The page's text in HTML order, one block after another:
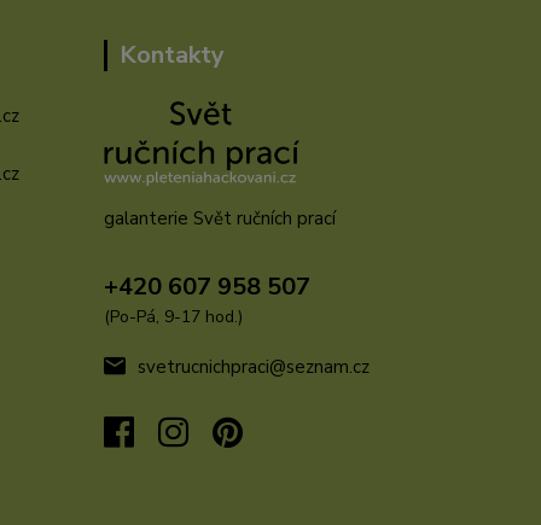
Kontakty
galanterie Svět ručních prací
+420 607 958 507
(Po-Pá, 9-17 hod.)
svetrucnichpraci@seznam.cz